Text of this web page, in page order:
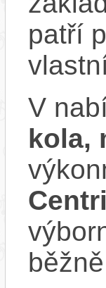
patří
V
kola,